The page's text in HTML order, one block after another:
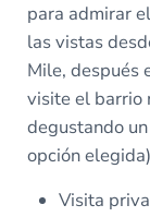
para admirar
las vistas
Mile, después
visite el barrio
degustando
opción
Visita